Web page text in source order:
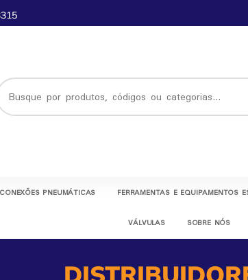
CONEXÕES PNEUMÁTICAS FERRAMENTAS E EQUIPAMENTOS
VÁLVULAS SOBRE NÓS